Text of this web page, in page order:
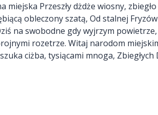
miejska Przeszły dżdże wiosny,
obleczony szatą, Od stalnej
na swobodne gdy wyjrzym
rozetrze. Witaj narodom
ciżba, tysiącami mnoga, Zbiegłych